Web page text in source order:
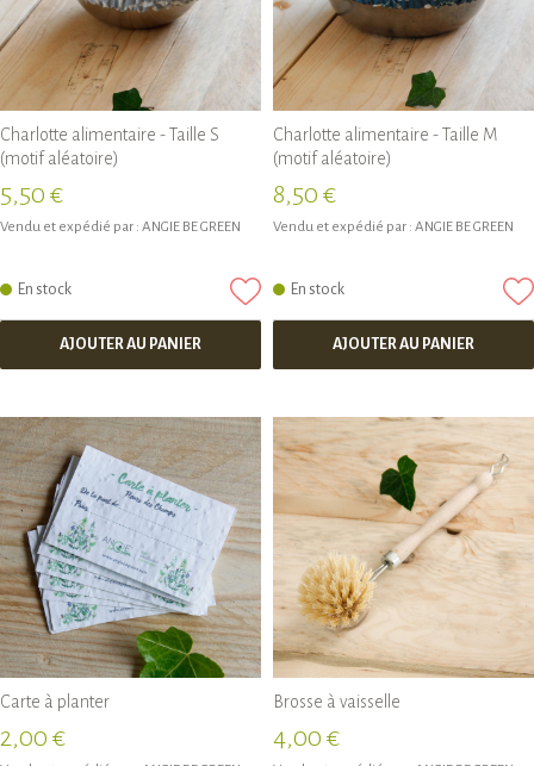
Charlotte alimentaire - Taille S
(motif aléatoire)
5,50 €
Vendu et expédié par : ANGIE BE GREEN
En stock
AJOUTER AU PANIER
Charlotte alimentaire - Taille M
(motif aléatoire)
8,50 €
Vendu et expédié par : ANGIE BE GREEN
En stock
AJOUTER AU PANIER
Carte à planter
2,00 €
Brosse à vaisselle
4,00 €